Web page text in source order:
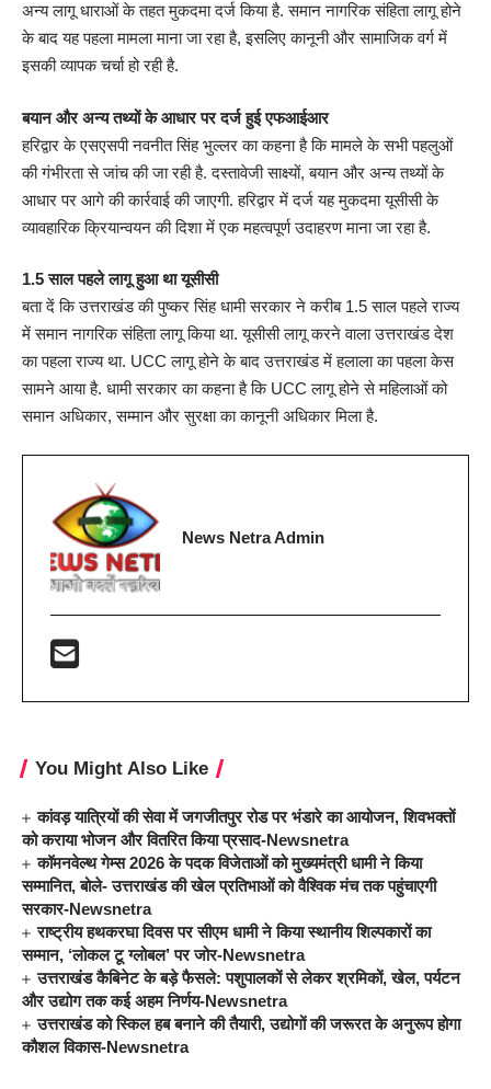
अन्य लागू धाराओं के तहत मुकदमा दर्ज किया है. समान नागरिक संहिता लागू होने
के बाद यह पहला मामला माना जा रहा है, इसलिए कानूनी और सामाजिक वर्ग में
इसकी व्यापक चर्चा हो रही है.
बयान और अन्य तथ्यों के आधार पर दर्ज हुई एफआईआर
हरिद्वार के एसएसपी नवनीत सिंह भुल्लर का कहना है कि मामले के सभी पहलुओं
की गंभीरता से जांच की जा रही है. दस्तावेजी साक्ष्यों, बयान और अन्य तथ्यों के
आधार पर आगे की कार्रवाई की जाएगी. हरिद्वार में दर्ज यह मुकदमा यूसीसी के
व्यावहारिक क्रियान्वयन की दिशा में एक महत्वपूर्ण उदाहरण माना जा रहा है.
1.5 साल पहले लागू हुआ था यूसीसी
बता दें कि उत्तराखंड की पुष्कर सिंह धामी सरकार ने करीब 1.5 साल पहले राज्य
में समान नागरिक संहिता लागू किया था. यूसीसी लागू करने वाला उत्तराखंड देश
का पहला राज्य था. UCC लागू होने के बाद उत्तराखंड में हलाला का पहला केस
सामने आया है. धामी सरकार का कहना है कि UCC लागू होने से महिलाओं को
समान अधिकार, सम्मान और सुरक्षा का कानूनी अधिकार मिला है.
News Netra Admin
You Might Also Like
कांवड़ यात्रियों की सेवा में जगजीतपुर रोड पर भंडारे का आयोजन, शिवभक्तों
को कराया भोजन और वितरित किया प्रसाद-Newsnetra
कॉमनवेल्थ गेम्स 2026 के पदक विजेताओं को मुख्यमंत्री धामी ने किया
सम्मानित, बोले- उत्तराखंड की खेल प्रतिभाओं को वैश्विक मंच तक पहुंचाएगी
सरकार-Newsnetra
राष्ट्रीय हथकरघा दिवस पर सीएम धामी ने किया स्थानीय शिल्पकारों का
सम्मान, ‘लोकल टू ग्लोबल’ पर जोर-Newsnetra
उत्तराखंड कैबिनेट के बड़े फैसले: पशुपालकों से लेकर श्रमिकों, खेल, पर्यटन
और उद्योग तक कई अहम निर्णय-Newsnetra
उत्तराखंड को स्किल हब बनाने की तैयारी, उद्योगों की जरूरत के अनुरूप होगा
कौशल विकास-Newsnetra